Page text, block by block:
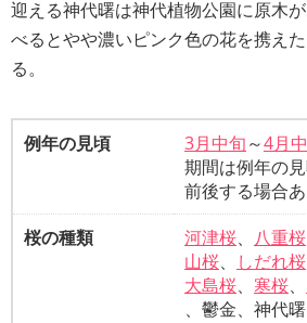
迎える神代曙は神代植物公園に原木
べるとやや濃いピンク色の花を携え
る。
例年の見頃 3月中旬～4月
期間は例年の
前後する場合あ
桜の種類
河津桜、 八重桜
山桜、 しだれ桜
大島桜、 寒桜、
、鬱金、神代曙